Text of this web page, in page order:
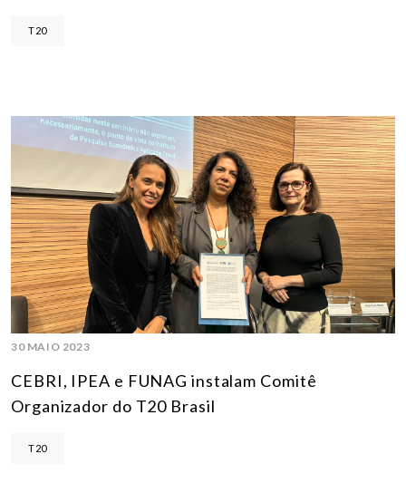
T20
30 MAIO 2023
CEBRI, IPEA e FUNAG instalam Comitê
Organizador do T20 Brasil
T20